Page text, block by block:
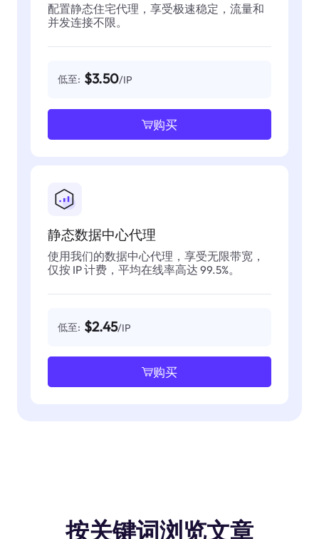
配置静态住宅代理，享受极速稳定，流量和
并发连接不限。
低至: $3.50/IP
购买
静态数据中心代理
使用我们的数据中心代理，享受无限带宽，
仅按 IP 计费，平均在线率高达 99.5%。
低至: $2.45/IP
购买
按关键词浏览文章